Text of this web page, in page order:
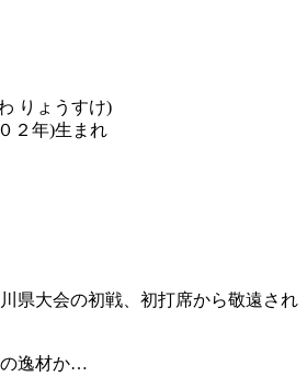
りょうすけ)
２年)生まれ
県大会の初戦、初打席から敬遠され
逸材か…